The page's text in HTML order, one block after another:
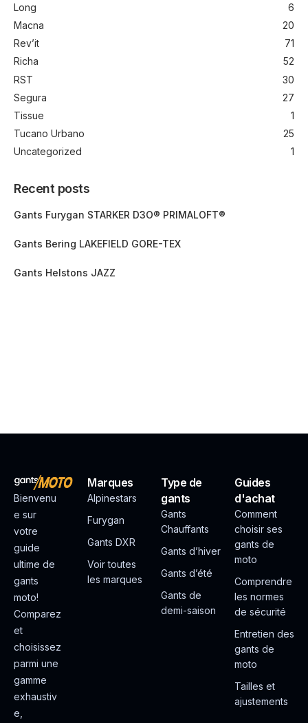
Long
6
Macna
20
Rev’it
71
Richa
52
RST
30
Segura
27
Tissue
1
Tucano Urbano
25
Uncategorized
1
Recent posts
Gants Furygan STARKER D3O® PRIMALOFT®
Gants Bering LAKEFIELD GORE-TEX
Gants Helstons JAZZ
Bienvenu
e sur
votre
guide
ultime de
gants
moto!
Comparez
et
choisissez
parmi une
gamme
exhaustiv
e,
Marques
Alpinestars
Furygan
Gants DXR
Voir toutes
les marques
Type de
gants
Gants
Chauffants
Gants d’hiver
Gants d’été
Gants de
demi-saison
Guides
d'achat
Comment
choisir ses
gants de
moto
Comprendre
les normes
de sécurité
Entretien des
gants de
moto
Tailles et
ajustements